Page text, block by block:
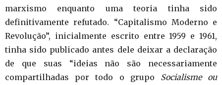
marxismo enquanto uma teoria tinha sido
definitivamente refutado. “Capitalismo Moderno e
Revolução”, inicialmente escrito entre 1959 e 1961,
tinha sido publicado antes dele deixar a declaração
de que suas “ideias não são necessariamente
compartilhadas por todo o grupo Socialisme ou